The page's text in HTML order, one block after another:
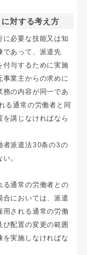
対する考え方
必要な技能又は知
であって、派遣先
付与するために実施
業主からの求めに
務の内容が同一であ
る通常の労働者と同
講じなければなら
者派遣法30条の3の
。
る通常の労働者との
合においては、派遣
用される通常の労働
配置の変更の範囲
を実施しなければな